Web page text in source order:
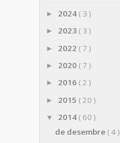
► 2024 ( 3 )
► 2023 ( 3 )
► 2022 ( 7 )
► 2020 ( 7 )
► 2016 ( 2 )
► 2015 ( 20 )
▼ 2014 ( 60 )
de desembre ( 4 )